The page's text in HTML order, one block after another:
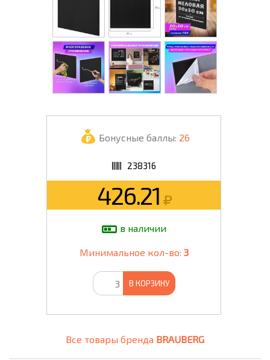
Бонусные баллы: 26
238316
426.21
в наличии
Минимальное кол-во: 3
В КОРЗИНУ
Все товары бренда BRAUBERG